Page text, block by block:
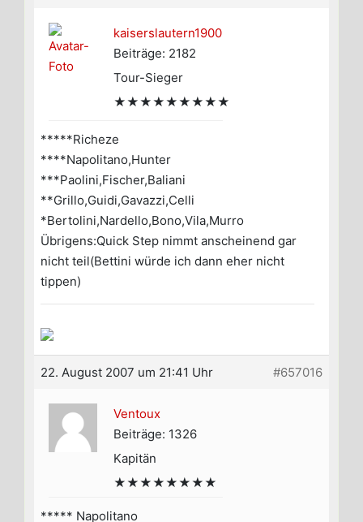
kaiserslautern1900
Beiträge: 2182
Tour-Sieger
★★★★★★★★★
*****Richeze
****Napolitano,Hunter
***Paolini,Fischer,Baliani
**Grillo,Guidi,Gavazzi,Celli
*Bertolini,Nardello,Bono,Vila,Murro
Übrigens:Quick Step nimmt anscheinend gar
nicht teil(Bettini würde ich dann eher nicht
tippen)
22. August 2007 um 21:41 Uhr #657016
Ventoux
Beiträge: 1326
Kapitän
★★★★★★★★
***** Napolitano